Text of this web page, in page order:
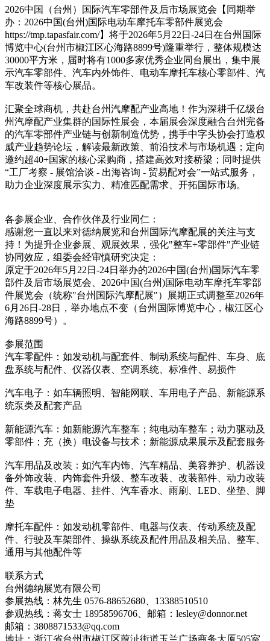
2026中国（台州）国际汽车零部件及后市场展览会【同期举
办：2026中国(台州)国际电动车摩托车零部件展览会
https://tmp.tapasfair.com/】将于2026年5月22日-24日在台州国际
博览中心(台州市椒江区心海路8899号)隆重举行，整体规模达
30000平方米，届时将有1000多家优秀企业同台展出，集中展
示汽车零部件、汽车内外饰件、电动车摩托车核心零部件、汽
车改装件等核心展品。
汇聚全球商机，共赴台州汽摩配产业高地！作为深耕千亿级台
州汽摩配产业集群的国际性展会，本届展会深度融合台州完备
的汽车零部件产业链与创新制造优势，携手中字头协会打造权
威产业趋势论坛，解读最新政策、前沿技术与市场机遇；定向
邀约超40+国家的核心采购商，搭建高效对接桥梁；同时提供
“工厂考察 - 展馆洽谈 - 出海咨询 - 贸易配对会”一站式服务，
助力企业深度展示实力、精准匹配需求、开拓国际市场。
各参展企业、合作伙伴及行业同仁：
感谢您一直以来对德纳展览和台州国际汽摩配展的关注与支
持！为提升企业参展、观展效果，强化"整车+零部件"产业链
协同效应，组委会经审慎研究决定：
原定于2026年5月22日-24日举办的2026中国(台州)国际汽车零
部件及后市场展览会、2026中国(台州)国际电动车摩托车零部
件展览会（统称"台州国际汽摩配展"）展期正式调整至2026年
6月26日-28日，举办地点不变（台州国际博览中心，椒江区心
海路8899号）。
参展范围
汽车零配件：如发动机与配套件、制动系统与配件、车身、底
盘系统与配件、仪器仪表、空调系统、标准件、易损件
汽车电子：如车辆照明、智能网联、车用电子产品、新能源系
统泵类及配套产品
新能源汽车：如新能源汽车整车；纯电动车整车；动力驱动及
零部件；充（换）电设备与技术；新能源成果展示及配套服务
汽车用品及改装：如汽车内饰、汽车精品、美容养护、机器设
备外饰改装、内饰套件升级、整车改装、改装部件、动力改装
件、车载电子电器、挂件、汽车香水、雨刷、LED、坐垫、脚
垫
摩托车配件：如发动机零部件、电器与仪表、传动系统及配
件、行驶及车架部件、操纵系统及配件用品及相关品、整车、
通用与其他配件等
联系方式
台州德纳展览有限公司
参展热线：林先生 0576-88652680、13388510510
参观热线：蒋女士 18958596706、邮箱：lesley@donnor.net
邮箱：3808871533@qq.com